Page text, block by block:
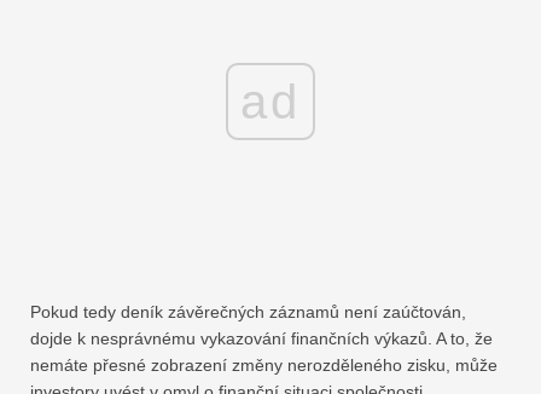
ad
Pokud tedy deník závěrečných záznamů není zaúčtován,
dojde k nesprávnému vykazování finančních výkazů. A to, že
nemáte přesné zobrazení změny nerozděleného zisku, může